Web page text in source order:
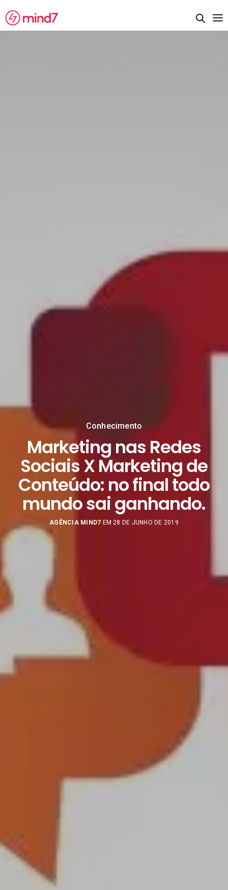
Conhecimento
Marketing nas Redes
Sociais X Marketing de
Conteúdo: no final todo
mundo sai ganhando.
AGÊNCIA MIND7 EM 28 DE JUNHO DE 2019